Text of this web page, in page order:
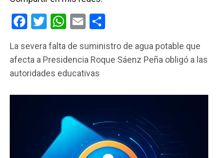
F
ce
b
o
T
tt
er
W
at
s
p
p
E
ail m
p
tir
La severa falta de suministro de agua potable que
afecta a Presidencia Roque Sáenz Peña obligó a las
autoridades educativas